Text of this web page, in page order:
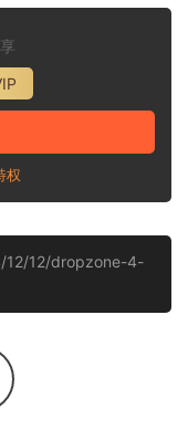
权
12/dropzone-4-